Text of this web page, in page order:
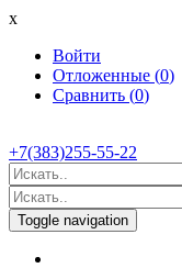
x
Войти
Отложенные (0)
Сравнить (0)
+7(383)255-55-22
Toggle navigation